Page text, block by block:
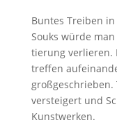
Buntes Treiben
Souks würde
tierung ver­lieren.
tre­f­fen
ver­steigert und
Kunstwerken.